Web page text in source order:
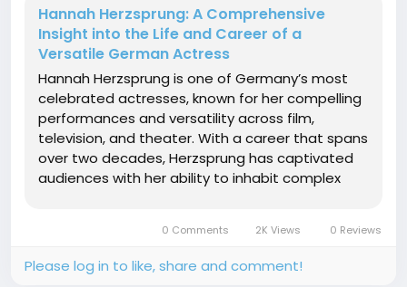
Hannah Herzsprung: A Comprehensive
Insight into the Life and Career of a
Versatile German Actress
Hannah Herzsprung is one of Germany’s most
celebrated actresses, known for her compelling
performances and versatility across film,
television, and theater. With a career that spans
over two decades, Herzsprung has captivated
audiences with her ability to inhabit complex
her early life, career...0 Comments 2K Views 0 Reviews
Please log in to like, share and comment!